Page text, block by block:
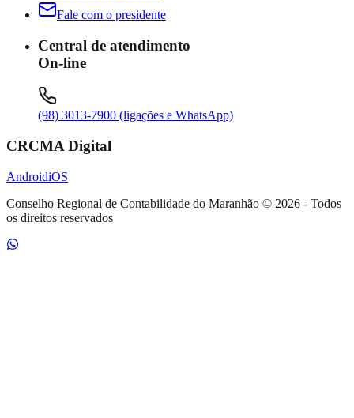
Fale com o presidente
Central de atendimento
On-line
(98) 3013-7900 (ligações e WhatsApp)
CRCMA Digital
AndroidiOS
Conselho Regional de Contabilidade do Maranhão © 2026 - Todos
os direitos reservados